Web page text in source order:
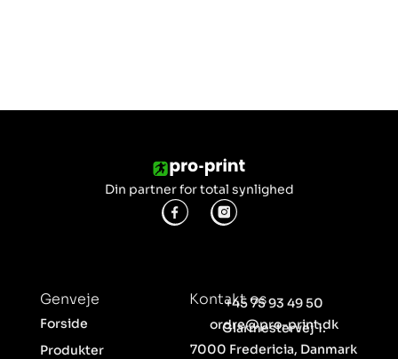
Din partner for total synlighed
Genveje
Forside
Produkter
Kontakt os
+45 75 93 49 50
ordre@pro-print.dk
Glarmestervej 1.
7000 Fredericia, Danmark